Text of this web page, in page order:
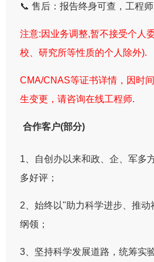
📞 售后：报告终身可查，工程师
注意:因业务调整,暂不接受个人
校、研究所等性质的个人除外).
CMA/CNAS等证书详情，因时
生变更，请咨询在线工程师.
合作客户(部分)
1、自创办以来和政、企、军多
多好评；
2、始终以"助力科学进步、推动
纲领；
3、坚持科学发展道路，统筹实